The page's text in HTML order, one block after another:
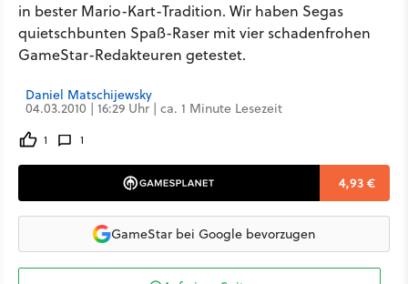
in bester Mario-Kart-Tradition. Wir haben Segas
quietschbunten Spaß-Raser mit vier schadenfrohen
GameStar-Redakteuren getestet.
Daniel Matschijewsky
04.03.2010 | 16:29 Uhr | ca. 1 Minute Lesezeit
1 1
4,93 €
GameStar bei Google bevorzugen